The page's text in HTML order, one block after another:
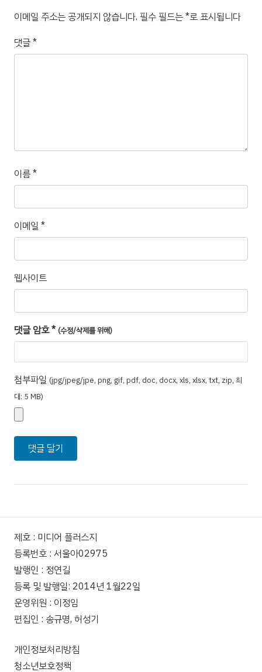
이메일 주소는 공개되지 않습니다. 필수 필드는*로 표시됩니다
댓글*
이름*
이메일 *
웹사이트
댓글 암호* (수정/삭제를 위해)
첨부파일 (jpg/jpeg/jpe, png, gif, pdf, doc, docx, xls, xlsx, txt, zip, 최
대: 5 MB)
제호 : 미디어 플러스지
등록번호 : 서울아02975
발행인 : 정연길
등록 및 발행일: 2014년 1월22일
운영위원 : 이정임
편집인 : 송규명, 허성기
개인정보처리방침
청소년보호정책